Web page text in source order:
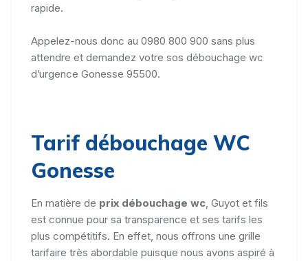
rapide.
Appelez-nous donc au 0980 800 900 sans plus
attendre et demandez votre sos débouchage wc
d’urgence Gonesse 95500.
Tarif débouchage WC
Gonesse
En matière de prix débouchage wc , Guyot et fils
est connue pour sa transparence et ses tarifs les
plus compétitifs. En effet, nous offrons une grille
tarifaire très abordable puisque nous avons aspiré à